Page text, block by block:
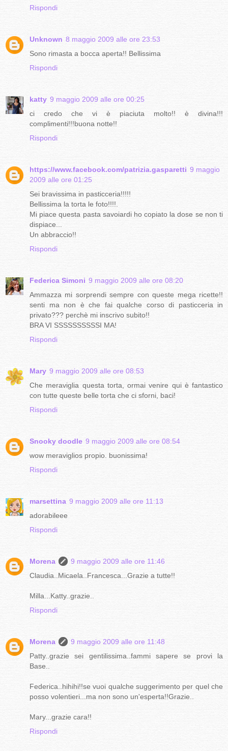
Rispondi
Unknown 8 maggio 2009 alle ore 23:53
Sono rimasta a bocca aperta!! Bellissima
Rispondi
katty 9 maggio 2009 alle ore 00:25
ci credo che vi è piaciuta molto!! è divina!!!
complimenti!!!buona notte!!
Rispondi
https://www.facebook.com/patrizia.gasparetti 9 maggio
2009 alle ore 01:25
Sei bravissima in pasticceria!!!!!
Bellissima la torta le foto!!!!.
Mi piace questa pasta savoiardi ho copiato la dose se non ti
dispiace...
Un abbraccio!!
Rispondi
Federica Simoni 9 maggio 2009 alle ore 08:20
Ammazza mi sorprendi sempre con queste mega ricette!!
senti ma non è che fai qualche corso di pasticceria in
privato??? perchè mi inscrivo subito!!
BRA VI SSSSSSSSSSI MA!
Rispondi
Mary 9 maggio 2009 alle ore 08:53
Che meraviglia questa torta, ormai venire qui è fantastico
con tutte queste belle torta che ci sforni, baci!
Rispondi
Snooky doodle 9 maggio 2009 alle ore 08:54
wow meraviglios propio. buonissima!
Rispondi
marsettina 9 maggio 2009 alle ore 11:13
adorabileee
Rispondi
Morena
9 maggio 2009 alle ore 11:46
Claudia..Micaela..Francesca...Grazie a tutte!!
Milla...Katty..grazie..
Rispondi
Morena
9 maggio 2009 alle ore 11:48
Patty..grazie sei gentilissima..fammi sapere se provi la
Base..
Federica..hihihi!!se vuoi qualche suggerimento per quel che
posso volentieri...ma non sono un'esperta!!Grazie..
Mary...grazie cara!!
Rispondi